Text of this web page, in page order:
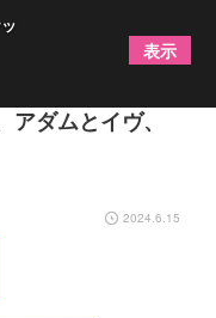
登の音』開催、片
ダムとイヴ、
2024.6.15
表示